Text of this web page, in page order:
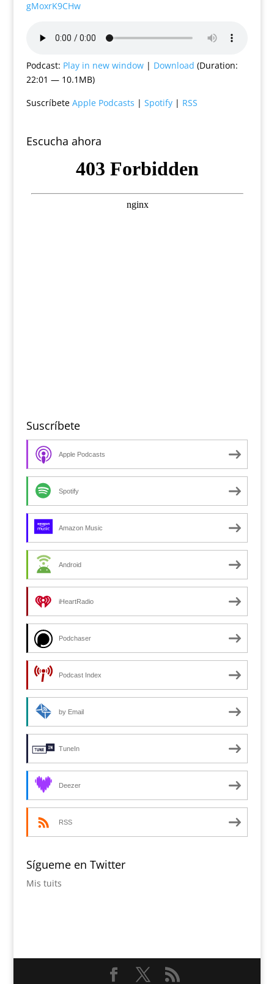
gMoxrK9CHw
Podcast: Play in new window| Download (Duration:
22:01 — 10.1MB)
Suscríbete Apple Podcasts | Spotify| RSS
Escucha ahora
Suscríbete
Apple Podcasts
Spotify
Amazon Music
Android
iHeartRadio
Podchaser
Podcast Index
by Email
TuneIn
Deezer
RSS
Sígueme en Twitter
Mis tuits